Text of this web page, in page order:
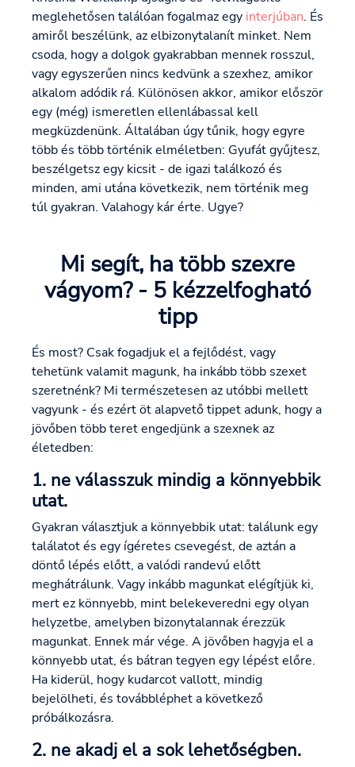
meglehetősen találóan fogalmaz egy interjúban. És
amiről beszélünk, az elbizonytalanít minket. Nem
csoda, hogy a dolgok gyakrabban mennek rosszul,
vagy egyszerűen nincs kedvünk a szexhez, amikor
alkalom adódik rá. Különösen akkor, amikor először
egy (még) ismeretlen ellenlábassal kell
megküzdenünk. Általában úgy tűnik, hogy egyre
több és több történik elméletben: Gyufát gyűjtesz,
beszélgetsz egy kicsit - de igazi találkozó és
minden, ami utána következik, nem történik meg
túl gyakran. Valahogy kár érte. Ugye?
Mi segít, ha több szexre
vágyom? - 5 kézzelfogható
tipp
És most? Csak fogadjuk el a fejlődést, vagy
tehetünk valamit magunk, ha inkább több szexet
szeretnénk? Mi természetesen az utóbbi mellett
vagyunk - és ezért öt alapvető tippet adunk, hogy a
jövőben több teret engedjünk a szexnek az
életedben:
1. ne válasszuk mindig a könnyebbik
utat.
Gyakran választjuk a könnyebbik utat: találunk egy
találatot és egy ígéretes csevegést, de aztán a
döntő lépés előtt, a valódi randevú előtt
meghátrálunk. Vagy inkább magunkat elégítjük ki,
mert ez könnyebb, mint belekeveredni egy olyan
helyzetbe, amelyben bizonytalannak érezzük
magunkat. Ennek már vége. A jövőben hagyja el a
könnyebb utat, és bátran tegyen egy lépést előre.
Ha kiderül, hogy kudarcot vallott, mindig
bejelölheti, és továbbléphet a következő
próbálkozásra.
2. ne akadj el a sok lehetőségben.